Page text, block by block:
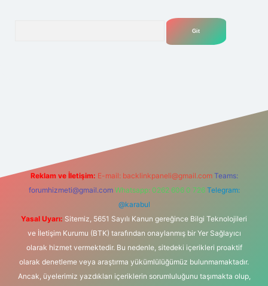
Reklam ve İletişim: E-mail: backlinkpaneli@gmail.com Teams:
forumhizmeti@gmail.com Whatsapp: 0262 606 0 726 Telegram:
@karabul
Yasal Uyarı: Sitemiz, 5651 Sayılı Kanun gereğince Bilgi Teknolojileri
ve İletişim Kurumu (BTK) tarafından onaylanmış bir Yer Sağlayıcı
olarak hizmet vermektedir. Bu nedenle, sitedeki içerikleri proaktif
olarak denetleme veya araştırma yükümlülüğümüz bulunmamaktadır.
Ancak, üyelerimiz yazdıkları içeriklerin sorumluluğunu taşımakta olup,